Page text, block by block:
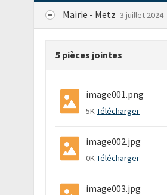
Mairie - Metz 3 juillet 2024
5 pièces jointes
image001.png
5KTélécharger
image002.jpg
0KTélécharger
image003.jpg